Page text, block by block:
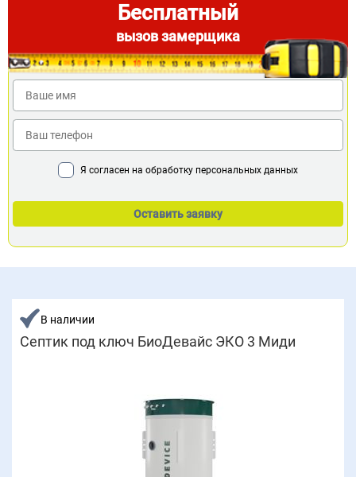
Бесплатный
вызов замерщика
Я согласен на обработку персональных данных
В наличии
Септик под ключ БиоДевайс ЭКО 3 Миди